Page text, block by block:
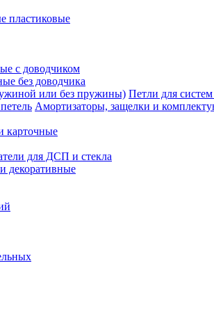
пластиковые
с доводчиком
без доводчика
Петли для
Амортизаторы, защелки и
карточные
для ДСП и стекла
декоративные